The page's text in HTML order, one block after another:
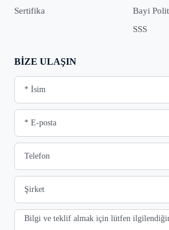
Sertifika
Bayi
SSS
BIZE ULAŞIN